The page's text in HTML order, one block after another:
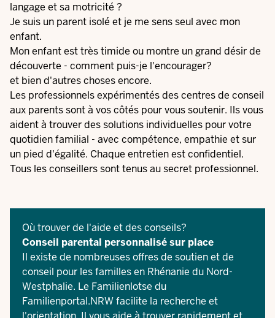
langage et sa motricité ?
Je suis un parent isolé et je me sens seul avec mon
enfant.
Mon enfant est très timide ou montre un grand désir de
découverte - comment puis-je l'encourager?
et bien d'autres choses encore.
Les professionnels expérimentés des centres de conseil
aux parents sont à vos côtés pour vous soutenir. Ils vous
aident à trouver des solutions individuelles pour votre
quotidien familial - avec compétence, empathie et sur
un pied d'égalité. Chaque entretien est confidentiel.
Tous les conseillers sont tenus au secret professionnel.
Où trouver de l'aide et des conseils?
Conseil parental personnalisé sur place
Il existe de nombreuses offres de soutien et de
conseil pour les familles en Rhénanie du Nord-
Westphalie. Le Familienlotse du
Familienportal.NRWfacilite la recherche et